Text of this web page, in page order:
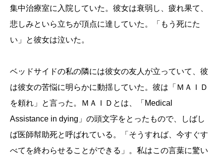
集中治療室に入院していた。彼女は衰弱し、疲れ果て、
悲しみといら立ちが頂点に達していた。「もう死にた
い」と彼女は泣いた。
ベッドサイドの私の隣には彼女の友人が立っていて、彼
は彼女の苦悩に明らかに動揺していた。彼は「ＭＡＩＤ
を頼れ」と言った。ＭＡＩＤとは、「Medical
Assistance in dying」の頭文字をとったもので、しばし
ば医師幇助死と呼ばれている。「そうすれば、今すぐす
べてを終わらせることができる」。私はこの言葉に驚い